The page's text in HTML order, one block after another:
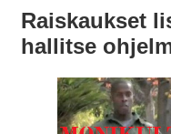
Raiskaukset
hallitse